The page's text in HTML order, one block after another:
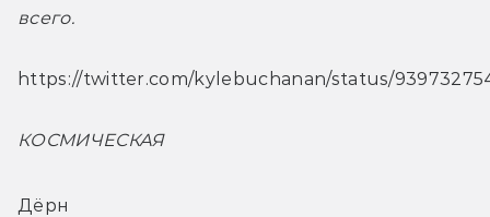
всего.
https://twitter.com/kylebuchanan/status/
КОСМИЧЕСКАЯ
Дёрн